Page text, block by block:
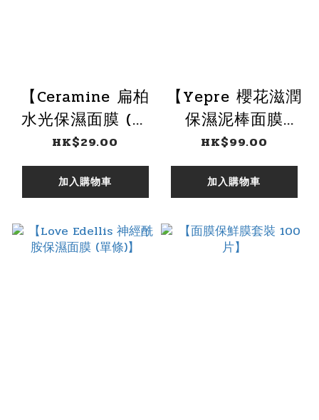
【Ceramine 扁柏
水光保濕面膜 (單
片)】
HK$29.00
加入購物車
【Yepre 櫻花滋潤
保濕泥棒面膜
40g】
HK$99.00
加入購物車